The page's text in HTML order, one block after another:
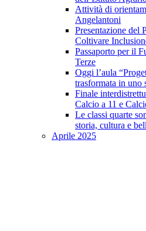
Attività di
Angelantoni
Presentazione del
Coltivare
Passaporto per il
Terze
Oggi l’aula
trasformata in uno
Finale
Calcio a 11 e
Le classi quarte
storia, cultura e
Aprile 2025